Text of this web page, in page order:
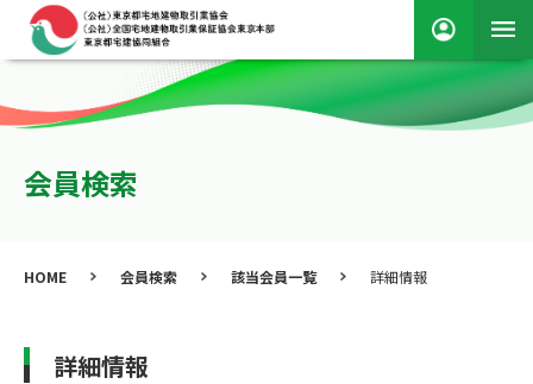
会員検索
HOME 会員検索 該当会員一覧 詳細情報
詳細情報